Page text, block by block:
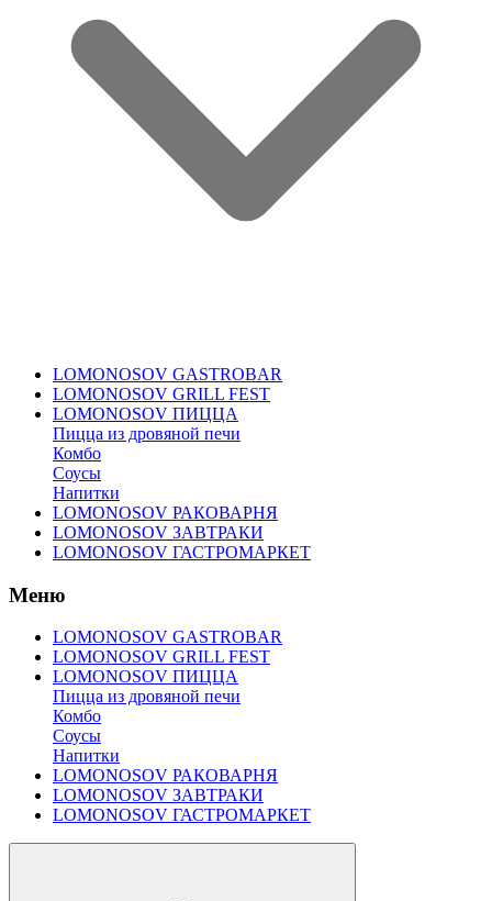
LOMONOSOV GASTROBAR
LOMONOSOV GRILL FEST
LOMONOSOV ПИЦЦА
Пицца из дровяной печи
Комбо
Соусы
Напитки
LOMONOSOV РАКОВАРНЯ
LOMONOSOV ЗАВТРАКИ
LOMONOSOV ГАСТРОМАРКЕТ
Меню
LOMONOSOV GASTROBAR
LOMONOSOV GRILL FEST
LOMONOSOV ПИЦЦА
Пицца из дровяной печи
Комбо
Соусы
Напитки
LOMONOSOV РАКОВАРНЯ
LOMONOSOV ЗАВТРАКИ
LOMONOSOV ГАСТРОМАРКЕТ